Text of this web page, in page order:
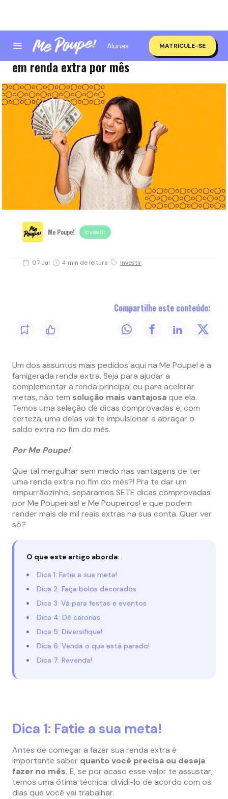
Alunas MATRICULE-SE
Aprenda como fazer mais de MIL REAIS
em renda extra por mês
Me Poupe! Investir
07 Jul 4 min de leitura Investir
Compartilhe este conteúdo:
Um dos assuntos mais pedidos aqui na Me Poupe! é a
famigerada renda extra. Seja para ajudar a
complementar a renda principal ou para acelerar
metas, não tem solução mais vantajosaque ela.
Temos uma seleção de dicas comprovadas e, com
certeza, uma delas vai te impulsionar a abraçar o
saldo extra no fim do mês.
Por Me Poupe!
Que tal mergulhar sem medo nas vantagens de ter
uma renda extra no fim do mês?! Pra te dar um
empurrãozinho, separamos SETE dicas comprovadas
por Me Poupeiras! e Me Poupeiros! e que podem
render mais de mil reais extras na sua conta. Quer ver
só?
O que este artigo aborda:
Dica 1: Fatie a sua meta!
Dica 2: Faça bolos decorados
Dica 3: Vá para festas e eventos
Dica 4: Dê caronas
Dica 5: Diversifique!
Dica 6: Venda o que está parado!
Dica 7: Revenda!
Dica 1: Fatie a sua meta!
Antes de começar a fazer sua renda extra é
importante saber quanto você precisa ou deseja
fazer no mês. E, se por acaso esse valor te assustar,
temos uma ótima técnica: dividi-lo de acordo com os
dias que você vai trabalhar.